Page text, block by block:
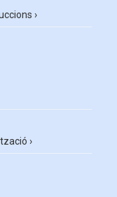
›
›